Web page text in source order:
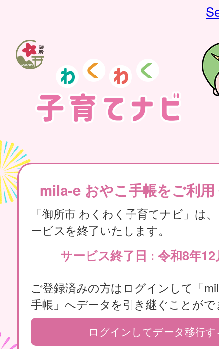
mila-e おやこ手帳をご利
「御所市 わくわく子育てナビ」は
ービスを終了いたします。
サービス終了日 : 令和8年12
ご登録済みの方はログインして「
手帳」へデータを引き継ぐことが
ログインしてデータ移行す